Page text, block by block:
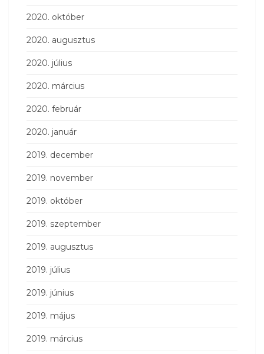
2020. október
2020. augusztus
2020. július
2020. március
2020. február
2020. január
2019. december
2019. november
2019. október
2019. szeptember
2019. augusztus
2019. július
2019. június
2019. május
2019. március